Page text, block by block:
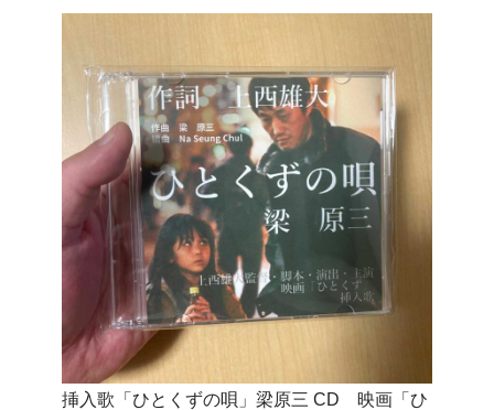
挿入歌「ひとくずの唄」梁原三 CD 映画「ひ